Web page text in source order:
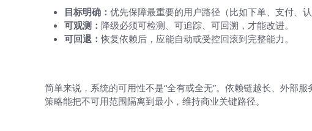
目标明确： 优先保障最重要的用户路径（比如下单、支付、认
可观测： 降级必须可检测、可追踪、可回溯，才能改进。
可回退：恢复依赖后，应能自动或受控回滚到完整能力。
简单来说，系统的可用性不是“全有或全无”。依赖链越长、外部
策略能把不可用范围隔离到最小，维持商业关键路径。